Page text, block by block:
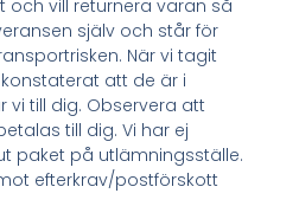
och vill returnera varan så
själv och står för
När vi tagit
att de är i
vi till dig. Observera att
till dig. Vi har ej
paket på utlämningsställe.
efterkrav/postförskott